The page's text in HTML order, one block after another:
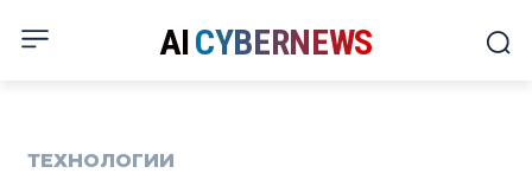
AICYBERNEWS
ТЕХНОЛОГИИ